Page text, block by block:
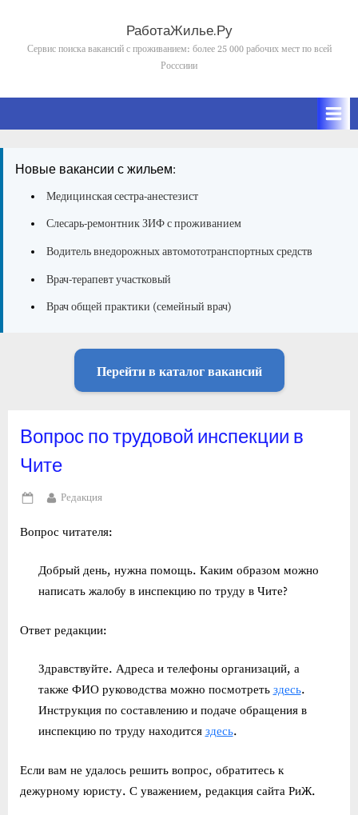
content
РаботаЖилье.Ру
Сервис поиска вакансий с проживанием: более 25 000 рабочих мест по всей
Росссиии
Новые вакансии с жильем:
Медицинская сестра-анестезист
Слесарь-ремонтник ЗИФ с проживанием
Водитель внедорожных автомототранспортных средств
Врач-терапевт участковый
Врач общей практики (семейный врач)
Перейти в каталог вакансий
Вопрос по трудовой инспекции в
Чите
Posted
By
Редакция
Вопрос читателя:
Добрый день, нужна помощь. Каким образом можно
написать жалобу в инспекцию по труду в Чите?
Ответ редакции:
Здравствуйте. Адреса и телефоны организаций, а
также ФИО руководства можно посмотреть здесь.
Инструкция по составлению и подаче обращения в
инспекцию по труду находится здесь.
Если вам не удалось решить вопрос, обратитесь к
дежурному юристу. С уважением, редакция сайта РиЖ.